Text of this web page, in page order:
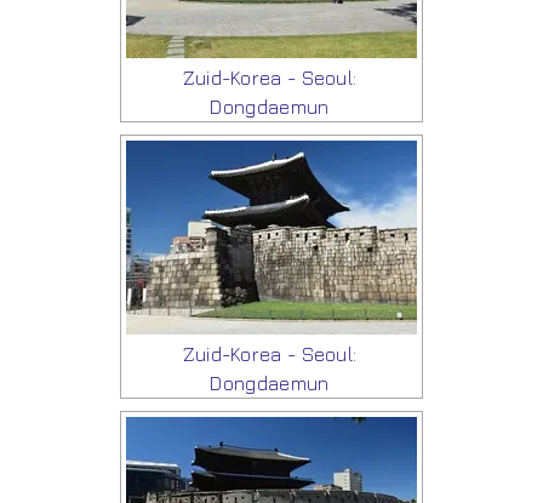
Zuid-Korea - Seoul:
Dongdaemun
Zuid-Korea - Seoul:
Dongdaemun